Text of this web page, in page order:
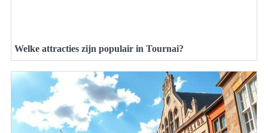
Welke attracties zijn populair in Tournai?